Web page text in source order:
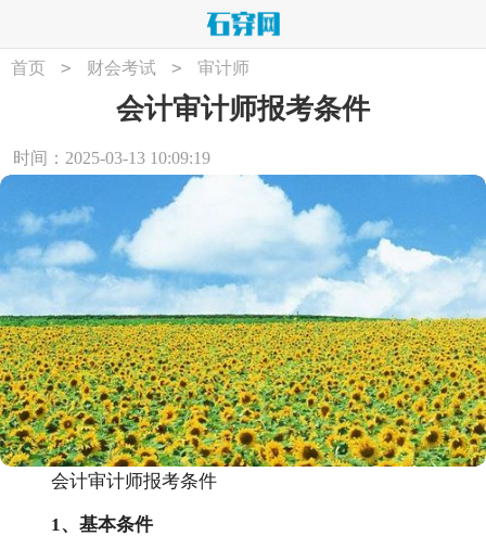
首页 > 财会考试 > 审计师
会计审计师报考条件
时间：2025-03-13 10:09:19
会计审计师报考条件
1、基本条件